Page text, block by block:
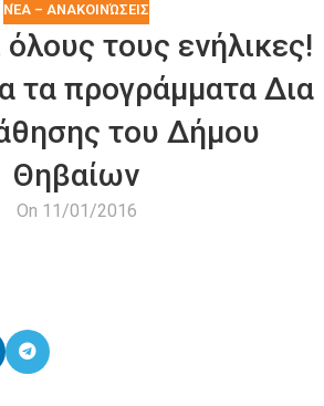
ΝΈΑ – ΑΝΑΚΟΙΝΏΣΕΙΣ
όλους τους ενήλικες!
τα προγράμματα Δια
του Δήμου
Θηβαίων
On 11/01/2016